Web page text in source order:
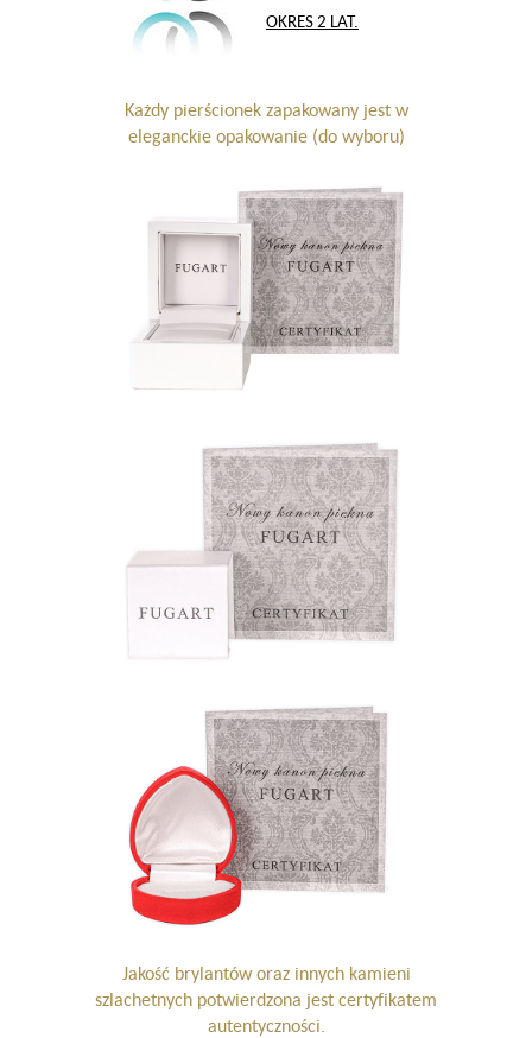
OKRES 2 LAT.
Każdy pierścionek zapakowany jest w
eleganckie opakowanie (do wyboru)
Jakość brylantów oraz innych kamieni
szlachetnych potwierdzona jest certyfikatem
autentyczności.